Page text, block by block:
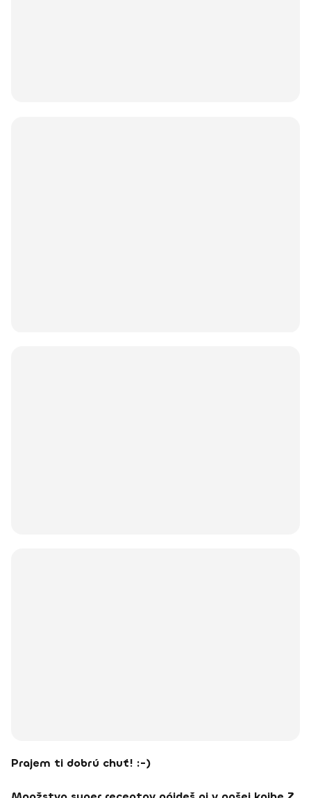
Prajem ti dobrú chuť! :-)